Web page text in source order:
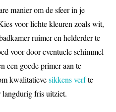
manier om de sfeer in je
voor lichte kleuren zoals wit,
ruimer en helderder te
voor door eventuele schimmel
een goede primer aan te
kwalitatievesikkens verfte
langdurig fris uitziet.